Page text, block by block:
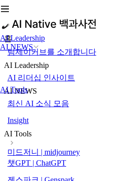
AI Leadership
AI NEWS
AI Tools
홈
팀제이커브를 소개합니다
AI Leadership
AI 리더십 인사이트
AI NEWS
최신 AI 소식 모음
Insight
AI Tools
미드저니 | midjourney
챗GPT | ChatGPT